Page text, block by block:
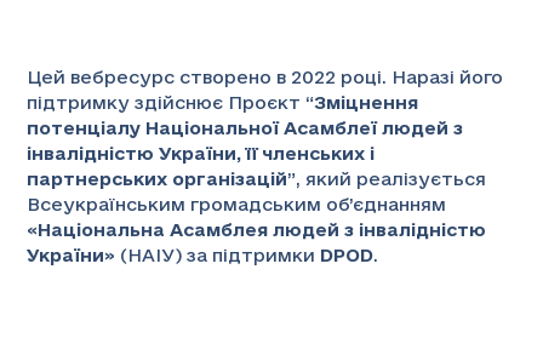
Цей вебресурс створено в 2022 році. Наразі його
підтримку здійснює Проєкт “Зміцнення
потенціалу Національної Асамблеї людей з
інвалідністю України, її членських і
партнерських організацій”, який реалізується
Всеукраїнським громадським об’єднанням
«Національна Асамблея людей з інвалідністю
України» (НАІУ) за підтримки DPOD.